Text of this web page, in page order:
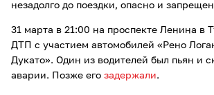
незадолго до поездки, опасно и
31 марта в 21:00 на проспекте Ленина в
ДТП с участием автомобилей «Рено
Дукато». Один из водителей был пьян и
аварии. Позже его задержали.